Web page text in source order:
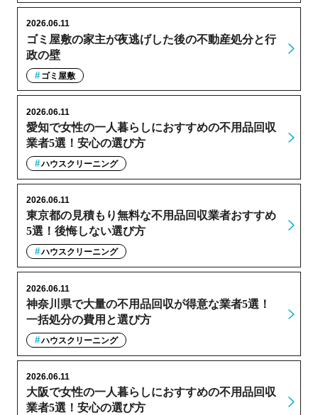
ゴミ屋敷の家主が夜逃げした後の不動産処分と行
政の壁
2026.06.11
ゴミ屋敷
愛知で女性の一人暮らしにおすすめの不用品回収
業者5選！安心の選び方
2026.06.11
ハウスクリーニング
東京都の見積もり無料な不用品回収業者おすすめ
5選！後悔しない選び方
2026.06.11
ハウスクリーニング
神奈川県で大量の不用品回収が得意な業者5選！
一括処分の費用と選び方
2026.06.11
ハウスクリーニング
大阪で女性の一人暮らしにおすすめの不用品回収
業者5選！安心の選び方
2026.06.11